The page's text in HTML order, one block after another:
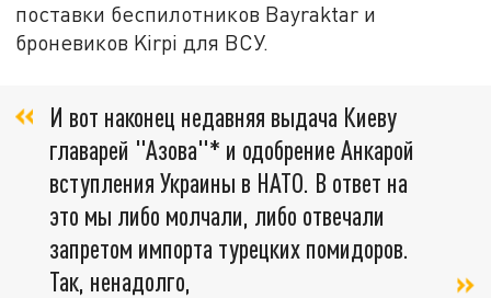
поставки беспилотников Bayraktar и
броневиков Kirpi для ВСУ.
И вот наконец недавняя выдача Киеву
главарей "Азова"* и одобрение Анкарой
вступления Украины в НАТО. В ответ на
это мы либо молчали, либо отвечали
запретом импорта турецких помидоров.
Так, ненадолго,